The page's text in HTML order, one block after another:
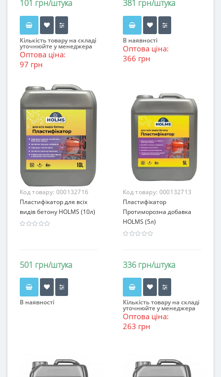
101 грн/штука
Кількість товару на складі
уточнюйте у менеджера
Оптова ціна:
97 грн
381 грн/штука
В наявності
Оптова ціна:
366 грн
Код товару: 000132716
Пластифікатор для всіх
видів бетону HOLMS (10л)
501 грн/штука
В наявності
Код товару: 000132713
Пластифікатор
Протиморозна добавка
HOLMS (5л)
336 грн/штука
Кількість товару на складі
уточнюйте у менеджера
Оптова ціна:
263 грн